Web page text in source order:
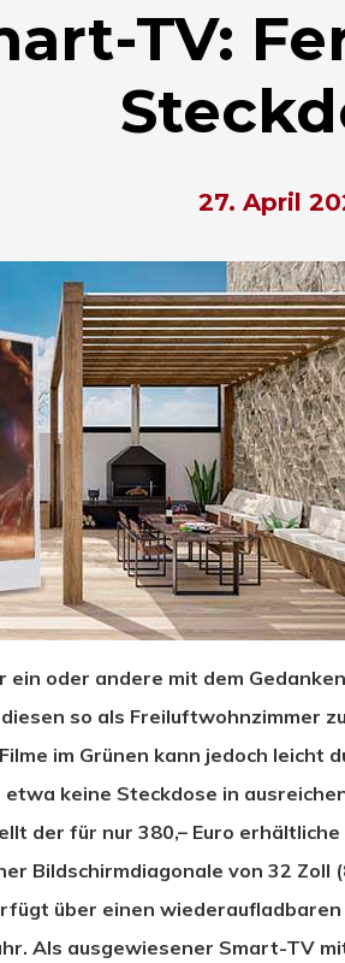
TV:
27. April
oder andere mit dem
so als Freiluftwohnzimmer
im Grünen kann jedoch leicht
keine Steckdose in
der für nur 380,– Euro
Bildschirmdiagonale von 32 Zoll
über einen wiederaufladbaren
Als ausgewiesener Smart-TV